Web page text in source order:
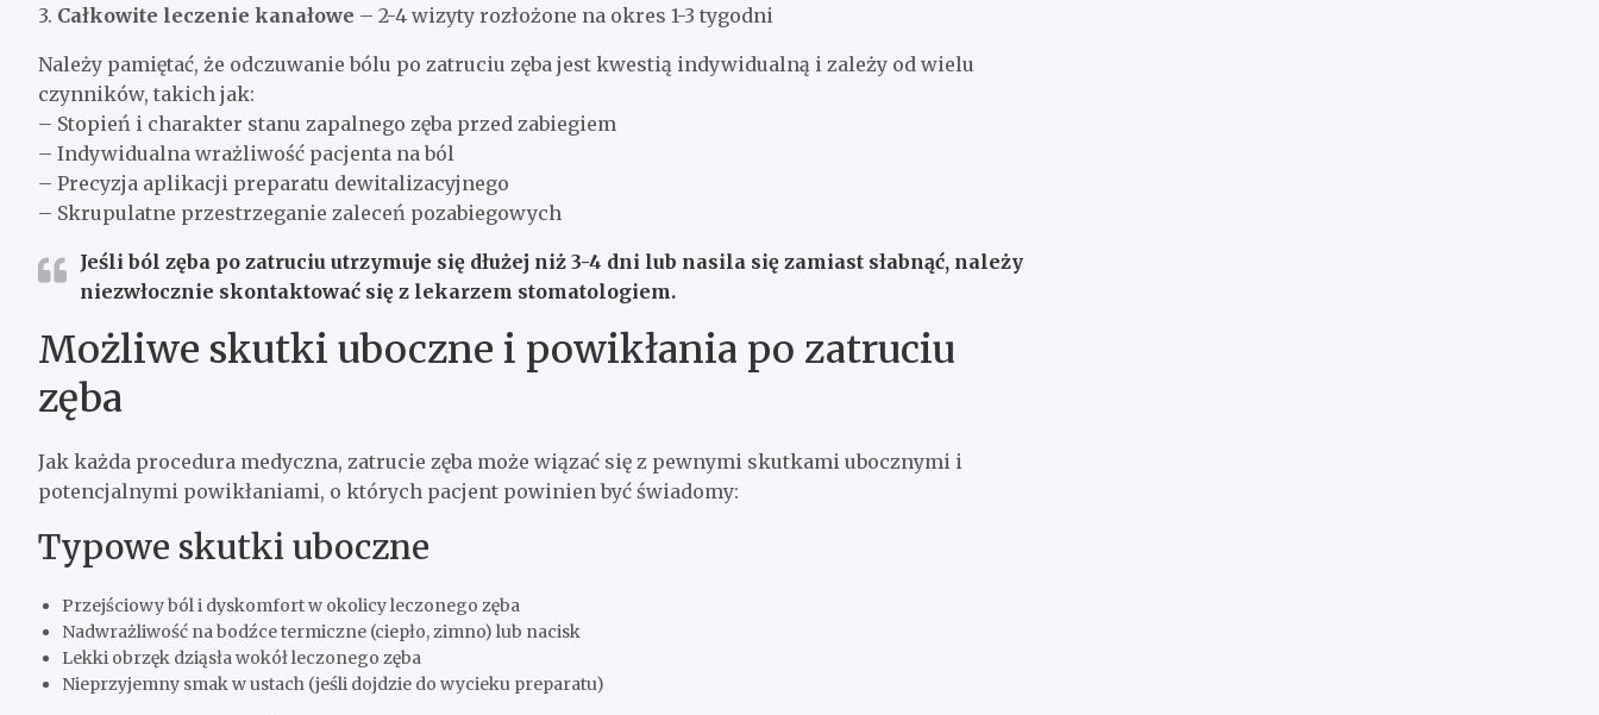
3. Całkowite leczenie kanałowe – 2-4 wizyty rozłożone na okres 1-3 tygodni
Należy pamiętać, że odczuwanie bólu po zatruciu zęba jest kwestią indywidualną i zależy od wielu
czynników, takich jak:
– Stopień i charakter stanu zapalnego zęba przed zabiegiem
– Indywidualna wrażliwość pacjenta na ból
– Precyzja aplikacji preparatu dewitalizacyjnego
– Skrupulatne przestrzeganie zaleceń pozabiegowych
Jeśli ból zęba po zatruciu utrzymuje się dłużej niż 3-4 dni lub nasila się zamiast słabnąć, należy
niezwłocznie skontaktować się z lekarzem stomatologiem.
Możliwe skutki uboczne i powikłania po zatruciu
zęba
Jak każda procedura medyczna, zatrucie zęba może wiązać się z pewnymi skutkami ubocznymi i
potencjalnymi powikłaniami, o których pacjent powinien być świadomy:
Typowe skutki uboczne
Przejściowy ból i dyskomfort w okolicy leczonego zęba
Nadwrażliwość na bodźce termiczne (ciepło, zimno) lub nacisk
Lekki obrzęk dziąsła wokół leczonego zęba
Nieprzyjemny smak w ustach (jeśli dojdzie do wycieku preparatu)